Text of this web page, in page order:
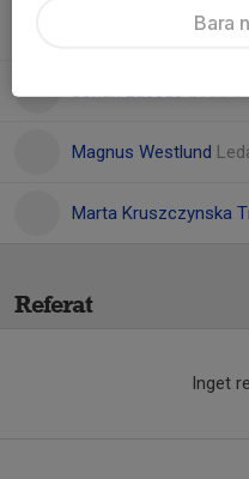
Anna Andersson
Johan LassusLedare
Magnus Westlund
Marta Kruszczynska
Referat
Inget
Bara